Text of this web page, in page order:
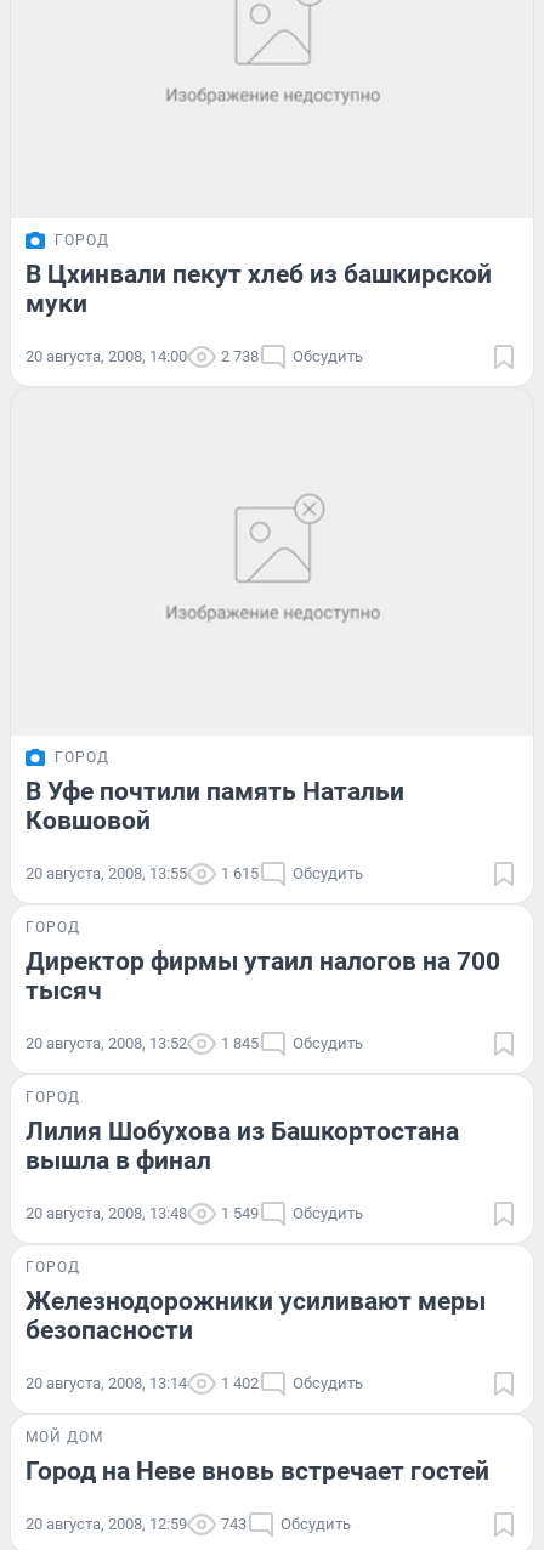
ГОРОД
В Цхинвали пекут хлеб из башкирской
муки
20 августа, 2008, 14:00 2 738 Обсудить
ГОРОД
В Уфе почтили память Натальи
Ковшовой
20 августа, 2008, 13:55 1 615 Обсудить
ГОРОД
Директор фирмы утаил налогов на 700
тысяч
20 августа, 2008, 13:52 1 845 Обсудить
ГОРОД
Лилия Шобухова из Башкортостана
вышла в финал
20 августа, 2008, 13:48 1 549 Обсудить
ГОРОД
Железнодорожники усиливают меры
безопасности
20 августа, 2008, 13:14 1 402 Обсудить
МОЙ ДОМ
Город на Неве вновь встречает гостей
20 августа, 2008, 12:59 743 Обсудить